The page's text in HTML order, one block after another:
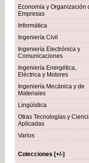
Economía y Organización
Empresas
Informática
Ingeniería Civil
Ingeniería Electrónica y
Comunicaciones
Ingeniería Energética,
Eléctrica y Motores
Ingeniería Mecánica y de
Materiales
Lingüística
Otras Tecnologías y
Aplicadas
Varios
Colecciones [+/-]